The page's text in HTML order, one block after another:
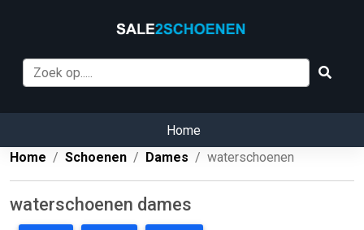
Home
Home
Schoenen Dames waterschoenen
waterschoenen dames